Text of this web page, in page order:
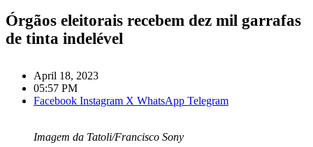
Órgãos eleitorais recebem dez mil garrafas
de tinta indelével
April 18, 2023
05:57 PM
Facebook Instagram X WhatsApp Telegram
Imagem da Tatoli/Francisco Sony